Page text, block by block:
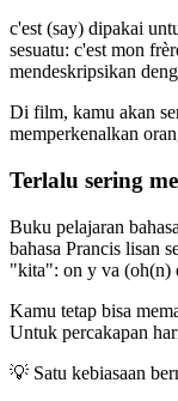
c'est (say) dipakai
sesuatu: c'est mon
mendeskripsikan
Di film, kamu akan
memperkenalkan
Terlalu sering
Buku pelajaran
bahasa Prancis lisan
"kita": on y va (oh(n)
Kamu tetap bisa
Untuk percakapan
💡 Satu kebiasaan